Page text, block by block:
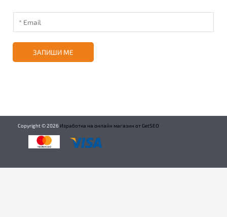
ЗАПИШИ МЕ
Copyright ©2026 Изработка на онлайн магазин от GetSEO